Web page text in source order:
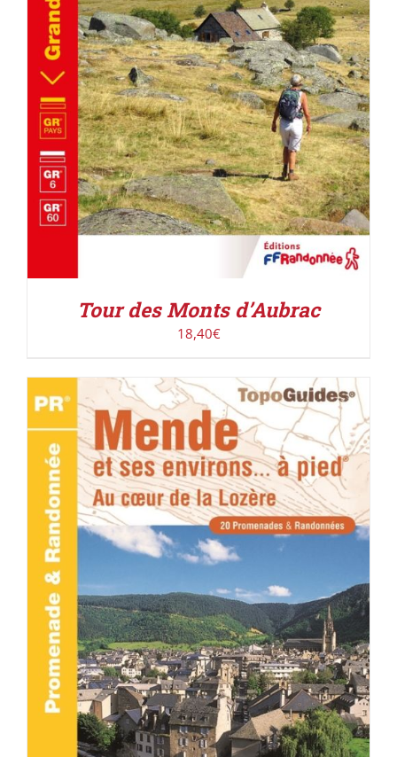
AJOUTER AU PANIER / DÉTAILS
Tour des Monts d’Aubrac
18,40€
ACHETER LE PRODUIT / DÉTAILS